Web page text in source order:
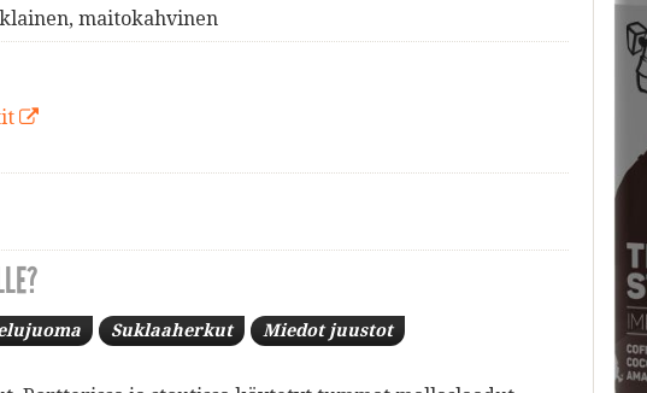
maitokahvinen
Suklaaherkut Miedot juustot